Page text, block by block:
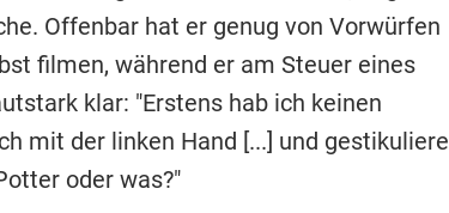
Offenbar hat er genug von Vorwürfen
filmen, während er am Steuer eines
klar: "Erstens hab ich keinen
mit der linken Hand [...] und gestikuliere
oder was?"